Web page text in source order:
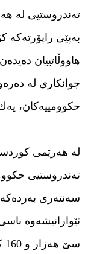
تەندروستیی لە
بەپێى راپۆرتەکە
هاووڵاتییان
جوانكاری لە
حكوومییەكان، یەك ترلیۆن و
سەنتەری
ئێوارانیشەوە